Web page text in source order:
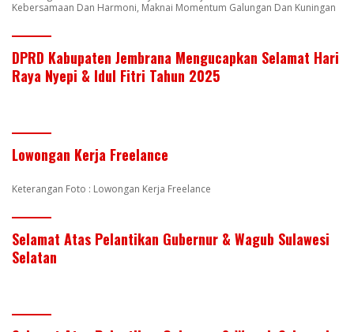
Kebersamaan Dan Harmoni, Maknai Momentum Galungan Dan Kuningan
DPRD Kabupaten Jembrana Mengucapkan Selamat Hari
Raya Nyepi & Idul Fitri Tahun 2025
Lowongan Kerja Freelance
Keterangan Foto : Lowongan Kerja Freelance
Selamat Atas Pelantikan Gubernur & Wagub Sulawesi
Selatan